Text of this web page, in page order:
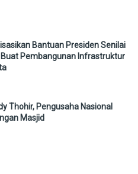
Bantuan Presiden Senilai
Buat Pembangunan Infrastruktur
Thohir, Pengusaha Nasional
Masjid